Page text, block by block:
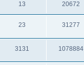
13 20672
23 31277
3131 1078884